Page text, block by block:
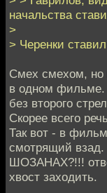
начальства
>
> Черенки
Смех смехом, но
в одном
без второго
Скорее всего
Так вот - в
смотрящий взад.
ШОЗАНАХ?!!!
хвост заходить.